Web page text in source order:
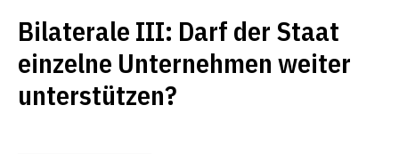
Bilaterale III: Darf der Staat
einzelne Unternehmen weiter
unterstützen?